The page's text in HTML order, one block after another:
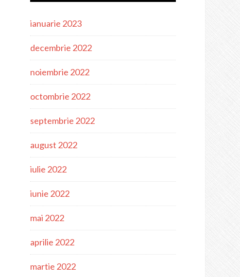
ianuarie 2023
decembrie 2022
noiembrie 2022
octombrie 2022
septembrie 2022
august 2022
iulie 2022
iunie 2022
mai 2022
aprilie 2022
martie 2022